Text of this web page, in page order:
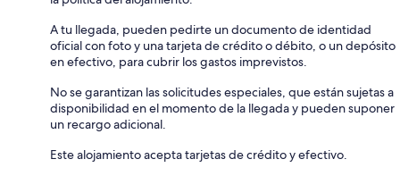
A tu llegada, pueden pedirte un documento de identidad
oficial con foto y una tarjeta de crédito o débito, o un depósito
en efectivo, para cubrir los gastos imprevistos.
No se garantizan las solicitudes especiales, que están sujetas a
disponibilidad en el momento de la llegada y pueden suponer
un recargo adicional.
Este alojamiento acepta tarjetas de crédito y efectivo.